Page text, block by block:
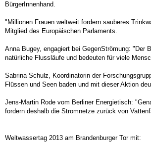
BürgerInnenhand.
"Millionen Frauen weltweit fordern sauberes
Mitglied des Europäischen Parlaments.
Anna Bugey, engagiert bei GegenStrömung:
natürliche Flussläufe und bedeuten für viele
Sabrina Schulz, Koordinatorin der
Flüssen und Seen baden und mit dieser Aktion
Jens-Martin Rode vom Berliner Energietisch:
fordern deshalb die Stromnetze zurück von
Weltwassertag 2013 am Brandenburger Tor mit: